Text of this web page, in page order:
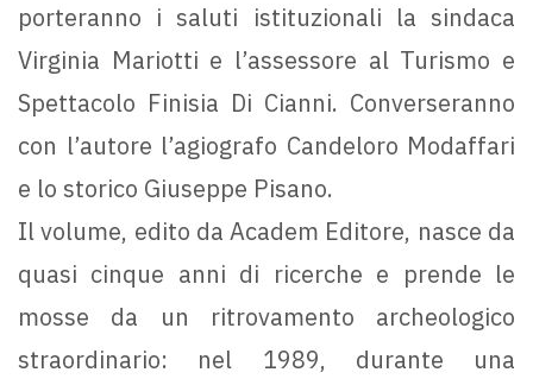
porteranno i saluti istituzionali la sindaca
Virginia Mariotti e l’assessore al Turismo e
Spettacolo Finisia Di Cianni. Converseranno
con l’autore l’agiografo Candeloro Modaffari
e lo storico Giuseppe Pisano.
Il volume, edito da Academ Editore, nasce da
quasi cinque anni di ricerche e prende le
mosse da un ritrovamento archeologico
straordinario: nel 1989, durante una